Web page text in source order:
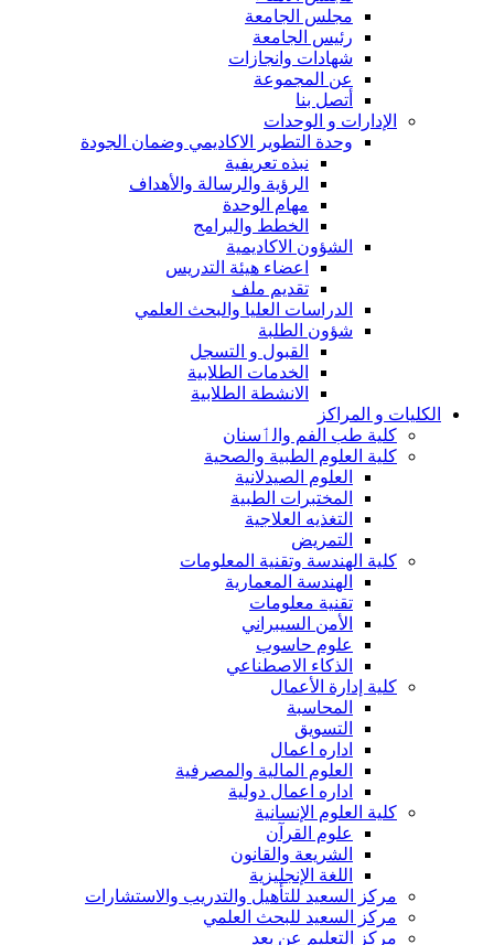
مجلس الجامعة
رئيس الجامعة
شهادات وانجازات
عن المجموعة
أتصل بنا
الإدارات و الوحدات
وحدة التطوير الاكاديمي وضمان الجودة
نبذه تعريفية
الرؤية والرسالة والأهداف
مهام الوحدة
الخطط والبرامج
الشؤون الاكاديمية
اعضاء هيئة التدريس
تقديم ملف
الدراسات العليا والبحث العلمي
شؤون الطلبة
القبول و التسجل
الخدمات الطلابية
الانشطة الطلابية
الكليات و المراكز
كلية طب الفم والٲسنان
كلية العلوم الطبية والصحية
العلوم الصيدلانية
المختبرات الطبية
التغذيه العلاجية
التمريض
كلية الهندسة وتقنية المعلومات
الهندسة المعمارية
تقنية معلومات
الأمن السيبراني
علوم حاسوب
الذكاء الاصطناعي
كلية إدارة الأعمال
المحاسبة
التسويق
اداره اعمال
العلوم المالية والمصرفية
اداره اعمال دولية
كلية العلوم الإنسانية
علوم القرآن
الشريعة والقانون
اللغة الإنجليزية
مركز السعيد للتأهيل والتدريب والاستشارات
مركز السعيد للبحث العلمي
مركز التعليم عن بعد